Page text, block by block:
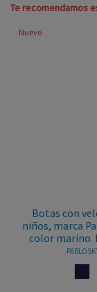
Te recomendamos
Nuevo
Botas con
niños, marca
color marino.